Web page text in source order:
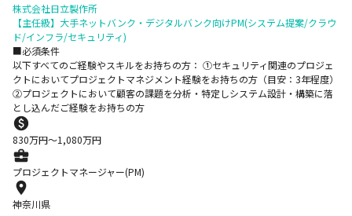
株式会社日立製作所
【主任級】大手ネットバンク・デジタルバンク向けPM(システム提案/クラウ
ド/インフラ/セキュリティ)
■必須条件
以下すべてのご経験やスキルをお持ちの方： ①セキュリティ関連のプロジェ
クトにおいてプロジェクトマネジメント経験をお持ちの方（目安：3年程度）
②プロジェクトにおいて顧客の課題を分析・特定しシステム設計・構築に落
とし込んだご経験をお持ちの方
830万円〜1,080万円
プロジェクトマネージャー(PM)
神奈川県